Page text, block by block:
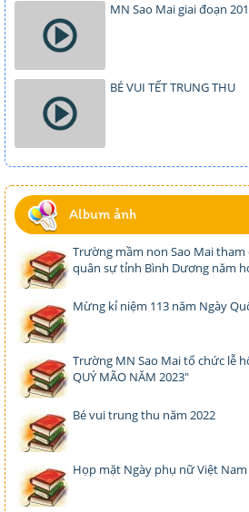
MN Sao Mai giai đoạn
BÉ VUI TẾT TRUNG THU
Album ảnh
Trường mầm non Sao Mai
quân sự tỉnh Bình Dương năm
Mừng kỉ niệm 113 năm Ngày
Trường MN Sao Mai tổ chức lễ
QUÝ MÃO NĂM 2023"
Bé vui trung thu năm 2022
Họp mặt Ngày phụ nữ Việt